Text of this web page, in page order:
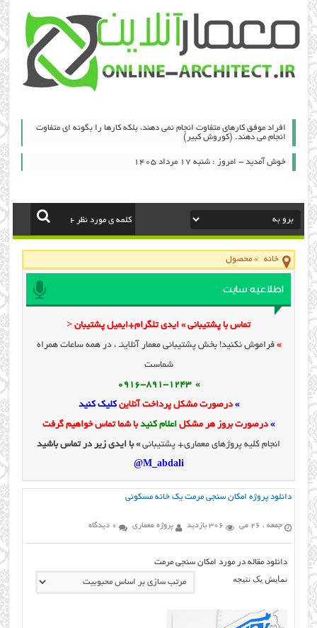
افراد موفق کارهای متفاوت انجام نمی دهند، بلکه کارها را بگونه ای متفاوت
انجام می دهند. (کوروش کبیر)
خوش آمدید - امروز : شنبه ۱۷ مرداد ۱۴۰۵
خانه »محصول
اطلاعیه سایت
تماس با پشتیبانی » ایدی تلگرام+ایمیل پشتیبان <
» فراموش نکنید! بخش پشتیبانی معمار آنلاینـ ، در همه ساعات همراه
شماست
» 0916-891-1243
» درصورت مشکل پرداخت آنلاینکلیک کنید
» درصورت بروز هر مشکل اعلام کنیدبا شما تماس خواهیم گرفت
انجام کلیه پروژهای معماری+ پشتیبانی» با ایدی زیر در تماس باشید
M_abdali@
دانلود پروژه امکان سنجی مرمت یک خانه مسکونی
جمعه ، 26 می 306 بازدید پروژه معماری 0 دیدگاه
دانلود مقاله در مورد امکان سنجی مرمت
نمایش یک نتیجه